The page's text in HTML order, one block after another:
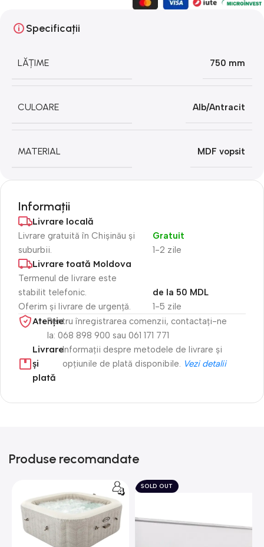
Specificații
LĂȚIME 750 mm
CULOARE Alb/Antracit
MATERIAL MDF vopsit
Informații
Livrare locală
Livrare gratuită în Chișinău și
suburbii.
1-2 zile
Gratuit
Livrare toată Moldova
Termenul de livrare este
stabilit telefonic.
Oferim și livrare de urgență.
1-5 zile
de la 50 MDL
Atenție​Pentru înregistrarea comenzii, contactați-ne
la: 068 898 900 sau 061 171 771
Livrare
și
plată
Informații despre metodele de livrare și
opțiunile de plată disponibile. Vezi detalii
Produse recomandate
SOLD OUT